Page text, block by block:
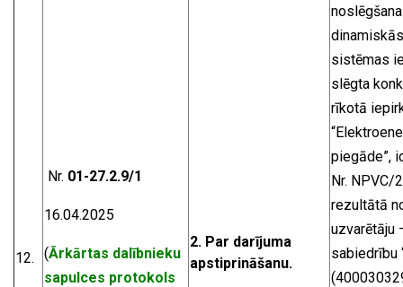
12.
Nr. 01-27.2.9/1
16.04.2025
(Ārkārtas dalībnieku
sapulces protokols
2. Par darījuma
apstiprināšanu.
sistēmas
slēgta
rīkotā
piegāde”,
Nr. NPVC/
rezultātā
uzvarētāju
sabiedrību